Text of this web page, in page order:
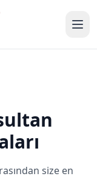
size en